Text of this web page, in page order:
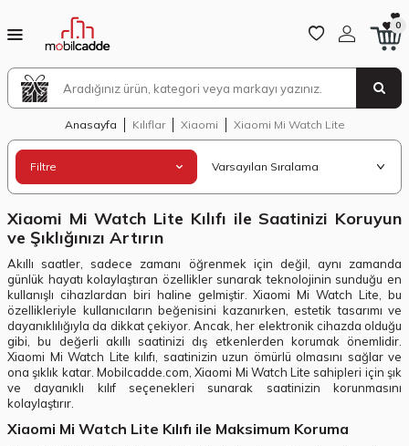
0
Anasayfa Kılıflar Xiaomi Xiaomi Mi Watch Lite
Filtre
Xiaomi Mi Watch Lite Kılıfı ile Saatinizi Koruyun
ve Şıklığınızı Artırın
Akıllı saatler, sadece zamanı öğrenmek için değil, aynı zamanda
günlük hayatı kolaylaştıran özellikler sunarak teknolojinin sunduğu en
kullanışlı cihazlardan biri haline gelmiştir. Xiaomi Mi Watch Lite, bu
özellikleriyle kullanıcıların beğenisini kazanırken, estetik tasarımı ve
dayanıklılığıyla da dikkat çekiyor. Ancak, her elektronik cihazda olduğu
gibi, bu değerli akıllı saatinizi dış etkenlerden korumak önemlidir.
Xiaomi Mi Watch Lite kılıfı, saatinizin uzun ömürlü olmasını sağlar ve
ona şıklık katar. Mobilcadde.com, Xiaomi Mi Watch Lite sahipleri için şık
ve dayanıklı kılıf seçenekleri sunarak saatinizin korunmasını
kolaylaştırır.
Xiaomi Mi Watch Lite Kılıfı ile Maksimum Koruma